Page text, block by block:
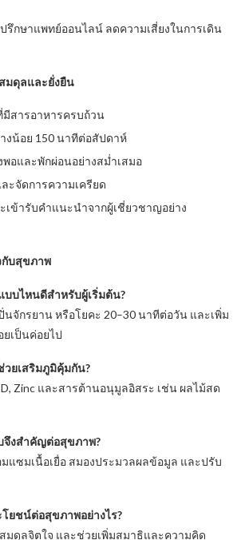
ปรึกษาแพทย์ออนไลน์ ลดความเสี่ยงในการเดิน
มดุลและยั่งยืน
มีสารอาหารครบถ้วน
งน้อย 150 นาทีต่อสัปดาห์
อและพักผ่อนอย่างสม่ำเสมอ
ะจัดการความเครียด
เข้ารับคำแนะนำจากผู้เชี่ยวชาญอย่าง
กับสุขภาพ
บบไหนดีสำหรับผู้เริ่มต้น?
นจักรยาน หรือโยคะ 20–30 นาทีต่อวัน และเพิ่ม
เป็นค่อยไป
ยเสริมภูมิคุ้มกัน?
Zinc และสารต้านอนุมูลอิสระ เช่น ผลไม้สด
จึงสำคัญต่อสุขภาพ?
แซมเนื้อเยื่อ สมองประมวลผลข้อมูล และปรับ
ยชน์ต่อสุขภาพอย่างไร?
มดุลจิตใจ และช่วยเพิ่มสมาธิและความคิด